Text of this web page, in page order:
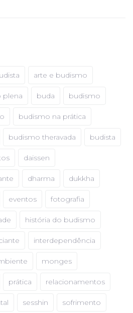
arte e budismo
plena buda budismo
budismo na prática
budismo theravada budista
daissen
dharma dukkha
eventos fotografia
história do budismo
interdependência
monges
prática relacionamentos
sesshin sofrimento